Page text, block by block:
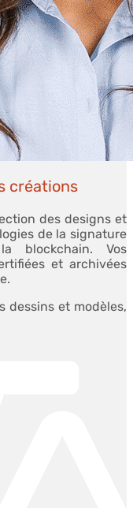
créations
des designs et
de la signature
blockchain. Vos
et archivées
dessins et modèles,